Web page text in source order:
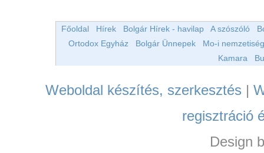
Főoldal Hírek Bolgár Hírek - havilap A szószóló
Ortodox Egyház
Bolgár Ünnepek
Mo-i
Kamara
Weboldal készítés, szerkesztés |
regisztráció
Design